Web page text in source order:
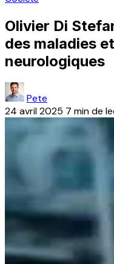
Olivier Di
des maladies
neurologiques
Pete
24 avril 2025 7 min de